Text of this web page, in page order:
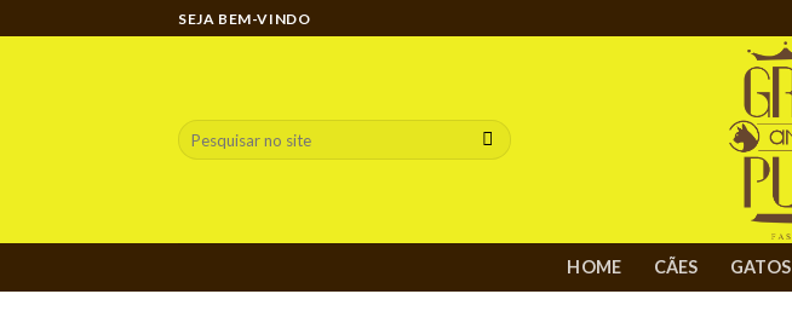
para
SEJA BEM-VINDO
Pesquisar
por:
HOME CÃES GATOS